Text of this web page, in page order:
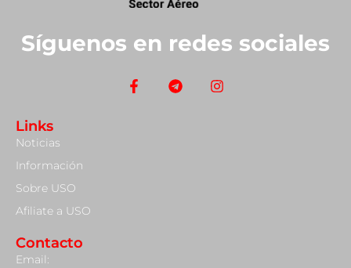
Síguenos en redes sociales
Links
Noticias
Información
Sobre USO
Afiliate a USO
Contacto
Email: